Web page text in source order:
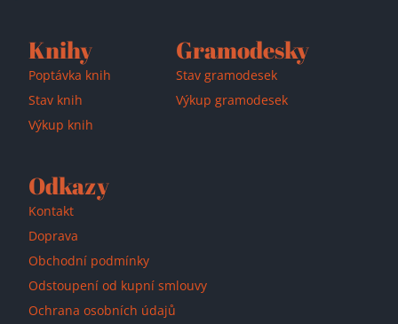
Knihy
Poptávka knih
Stav knih
Výkup knih
Gramodesky
Stav gramodesek
Výkup gramodesek
Odkazy
Kontakt
Doprava
Obchodní podmínky
Odstoupení od kupní smlouvy
Ochrana osobních údajů